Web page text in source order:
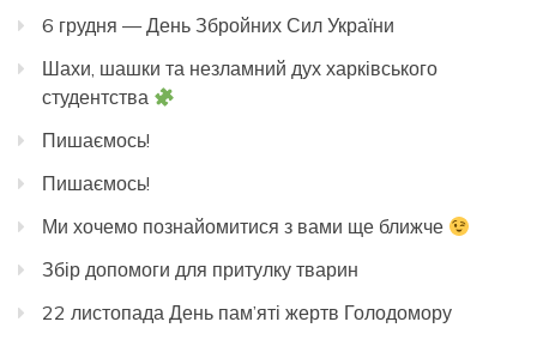
6 грудня — День Збройних Сил України
Шахи, шашки та незламний дух харківського
студентства
Пишаємось!
Пишаємось!
Ми хочемо познайомитися з вами ще ближче
Збір допомоги для притулку тварин
22 листопада День пам’яті жертв Голодомору